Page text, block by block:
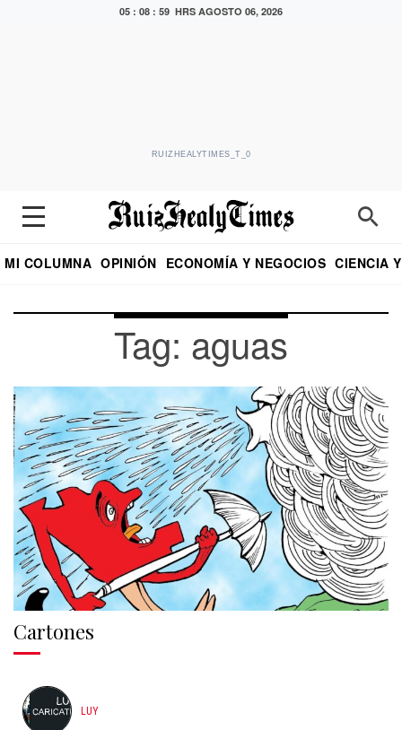
05 : 08 : 59 HRS AGOSTO 06, 2026
RUIZHEALYTIMES_T_0
MI COLUMNA OPINIÓN ECONOMÍA Y NEGOCIOS CIENCIA
Tag: aguas
Cartones
LUY